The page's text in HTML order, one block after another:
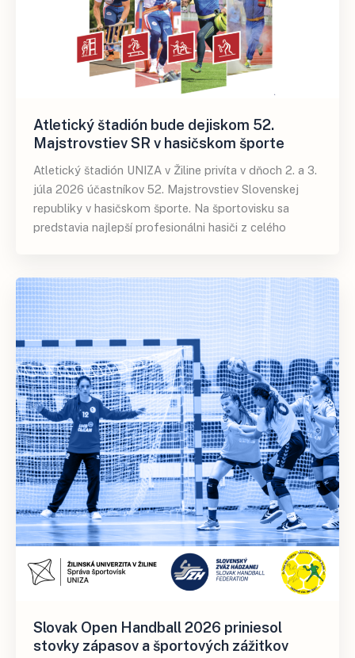
Atletický štadión bude dejiskom 52.
Majstrovstiev SR v hasičskom športe
Atletický štadión UNIZA v Žiline privíta v dňoch 2. a 3.
júla 2026 účastníkov 52. Majstrovstiev Slovenskej
republiky v hasičskom športe. Na športovisku sa
predstavia najlepší profesionálni hasiči z celého
Slovak Open Handball 2026 priniesol
stovky zápasov a športových zážitkov